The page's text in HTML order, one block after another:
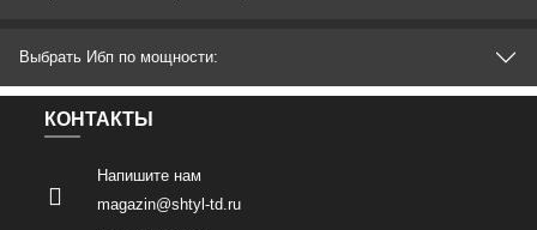
Выбрать Ибп по мощности:
КОНТАКТЫ
Напишите нам
magazin@shtyl-td.ru